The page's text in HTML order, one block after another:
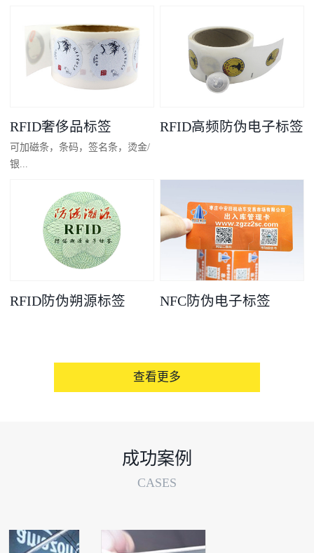
RFID奢侈品标签
可加磁条，条码，签名条，烫金/
银...
凸码，金/银底
RFID高频防伪电子标签
RFID防伪朔源标签 NFC防伪电子标签
查看更多
成功案例
CASES